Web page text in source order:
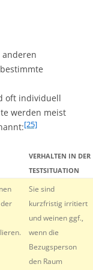
oft individuell
werden meist
[25]
VERHALTEN IN DER
TESTSITUATION
Sie sind
kurzfristig irritiert
und weinen ggf.,
wenn die
Bezugsperson
den Raum